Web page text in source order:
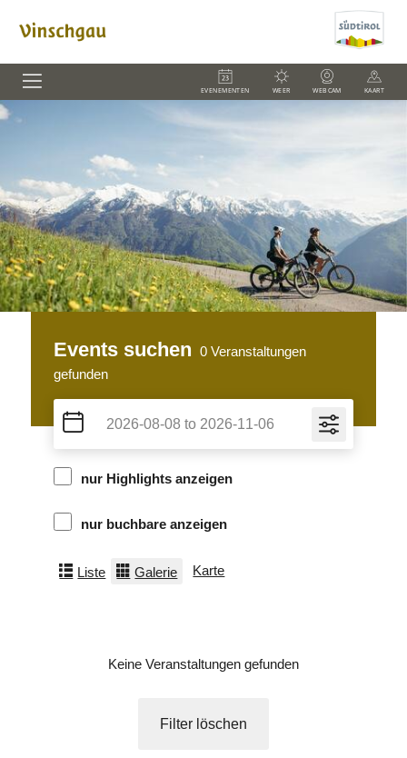
EVENEMENTEN WEER WEBCAM KAART
Events suchen 0 Veranstaltungen
gefunden
nur Highlights anzeigen
nur buchbare anzeigen
Liste Galerie Karte
Keine Veranstaltungen gefunden
Filter löschen